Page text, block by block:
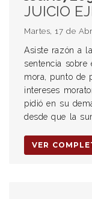
JUICIO EJECUTIVO. Sentencia. Condena. Intereses. Mora.
Martes, 17 de
Asiste razón a
sentencia
mora, punto de
intereses
pidió en su
desde que la
VER